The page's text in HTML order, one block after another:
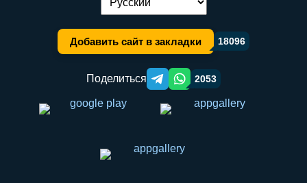
Переключение языка:
Добавить сайт в закладки 18096
Поделиться Telegram orqali ulashish
WhatsApp orqali ulashish
2053